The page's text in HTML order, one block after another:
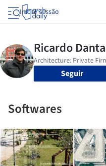
Iniciar sessão
Seguir
Softwares